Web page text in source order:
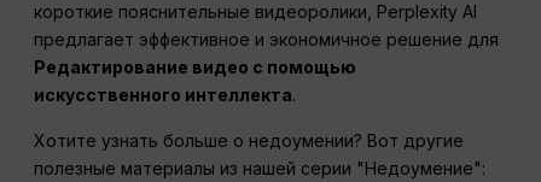
короткие пояснительные видеоролики, Perplexity AI
предлагает эффективное и экономичное решение для
Редактирование видео с помощью
искусственного интеллекта.
Хотите узнать больше о недоумении? Вот другие
полезные материалы из нашей серии "Недоумение":